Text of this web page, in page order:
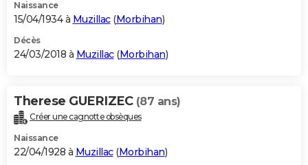
Naissance
15/04/1934 à Muzillac(Morbihan)
Décès
24/03/2018 à Muzillac(Morbihan)
Therese GUERIZEC (87 ans)
Créer une cagnotte obsèques
Naissance
22/04/1928 à Muzillac(Morbihan)